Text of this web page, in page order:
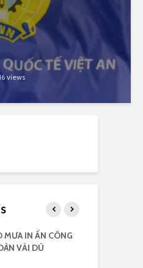
views
MƯA IN ẤN CÔNG
VẢI DÙ